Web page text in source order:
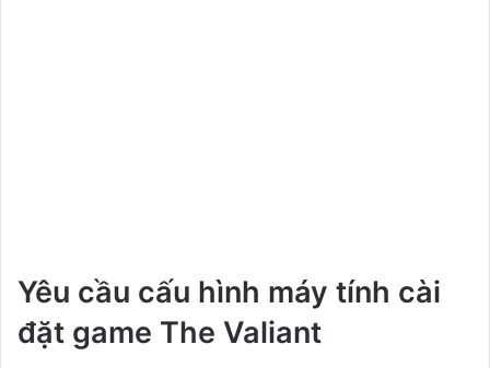
Yêu cầu cấu hình máy tính cài
đặt game The Valiant